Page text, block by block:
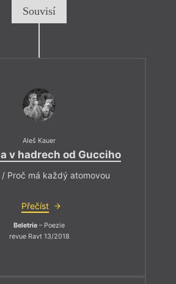
Souvisí
Aleš Kauer
v hadrech od Gucciho
/ Proč má každý atomovou
Přečíst
Beletrie – Poezie
revue Ravt 13/2018